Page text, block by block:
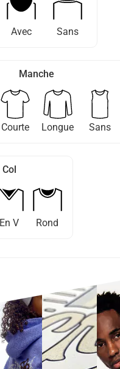
Avec Sans
Manche
Courte Longue Sans
Col
En V Rond